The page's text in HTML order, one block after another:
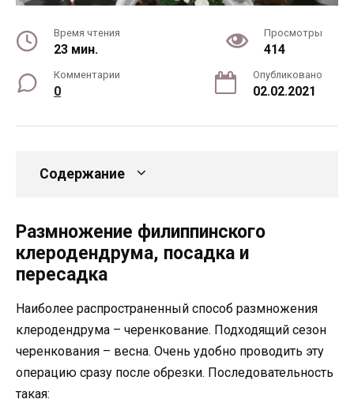
Время чтения
23 мин.
Просмотры
414
Комментарии
0
Опубликовано
02.02.2021
Содержание
Размножение филиппинского
клеродендрума, посадка и
пересадка
Наиболее распространенный способ размножения
клеродендрума – черенкование. Подходящий сезон
черенкования – весна. Очень удобно проводить эту
операцию сразу после обрезки. Последовательность
такая: